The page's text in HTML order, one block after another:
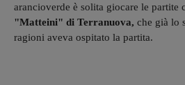
arancioverde è solita giocare le partite
"Matteini" di Terranuova, che già lo
ragioni aveva ospitato la partita.